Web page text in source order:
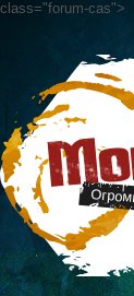
class="forum-cas">